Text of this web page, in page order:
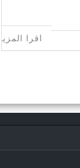
اقرا المزيد